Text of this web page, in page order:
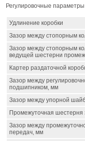
Регулировочные параметры
Удлинение коробки
Зазор между стопорным
Зазор между стопорным
ведущей шестерни
Картер раздаточной
Зазор между
подшипником, мм
Зазор между упорной
Промежуточная шестерня
Зазор между
передач, мм